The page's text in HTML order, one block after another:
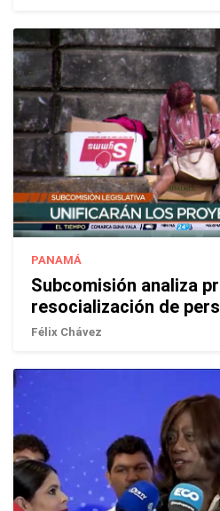
PANAMÁ
Subcomisión analiza
resocialización de
Félix Chávez